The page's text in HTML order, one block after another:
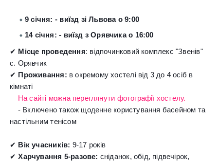
9 січня: - виїзд зі Львова о 9:00
14 січня: - виїзд з Орявчика о 16:00
✔ Місце проведення: відпочинковий комплекс "Звенів"
с. Орявчик
✔ Проживання: в окремому хостелі від 3 до 4 осіб в
кімнаті
На сайті можна переглянути фотографії хостелу.
настільним тенісом
✔ Вік учасників: 9-17 років
✔ Харчування 5-разове: сніданок, обід, підвечірок,